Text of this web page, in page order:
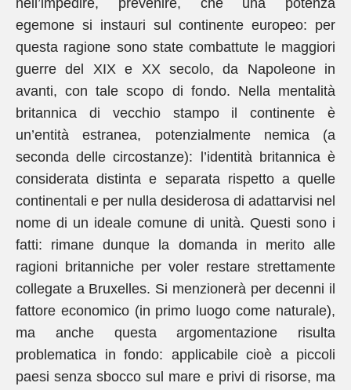
nell’impedire, prevenire, che una potenza
egemone si instauri sul continente europeo: per
questa ragione sono state combattute le maggiori
guerre del XIX e XX secolo, da Napoleone in
avanti, con tale scopo di fondo. Nella mentalità
britannica di vecchio stampo il continente è
un’entità estranea, potenzialmente nemica (a
seconda delle circostanze): l’identità britannica è
considerata distinta e separata rispetto a quelle
continentali e per nulla desiderosa di adattarvisi nel
nome di un ideale comune di unità. Questi sono i
fatti: rimane dunque la domanda in merito alle
ragioni britanniche per voler restare strettamente
collegate a Bruxelles. Si menzionerà per decenni il
fattore economico (in primo luogo come naturale),
ma anche questa argomentazione risulta
problematica in fondo: applicabile cioè a piccoli
paesi senza sbocco sul mare e privi di risorse, ma